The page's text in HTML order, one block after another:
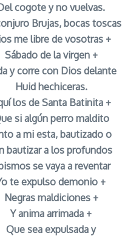
cogote y no vuelvas.
Brujas, bocas toscas
me libre de vosotras +
Sábado de la virgen +
y corre con Dios delante
Huid hechiceras.
los de Santa Batinita +
si algún perro maldito
a mi esta, bautizado o
bautizar a los profundos
se vaya a reventar
te expulso demonio +
Negras maldiciones +
Y anima arrimada +
Que sea expulsada y